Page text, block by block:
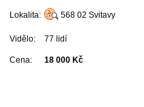
Lokalita: 568 02 Svitavy
Vidělo: 77 lidí
Cena: 18 000 Kč